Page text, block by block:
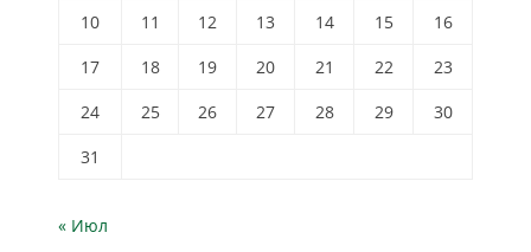
10
11 12 13 14 15
16
17
18 19 20 21 22
23
24
25 26 27 28 29
30
31
« Июл